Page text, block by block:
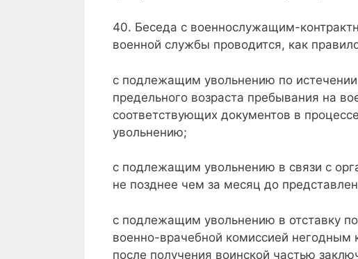
40. Беседа с военнослужащим-
военной службы проводится, как
с подлежащим увольнению по
предельного возраста пребывания на
соответствующих документов в
увольнению;
с подлежащим увольнению в связи с
не позднее чем за месяц до
с подлежащим увольнению в отставку
военно-врачебной комиссией
после получения воинской частью